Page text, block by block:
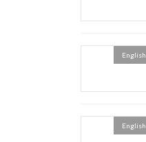
English
English